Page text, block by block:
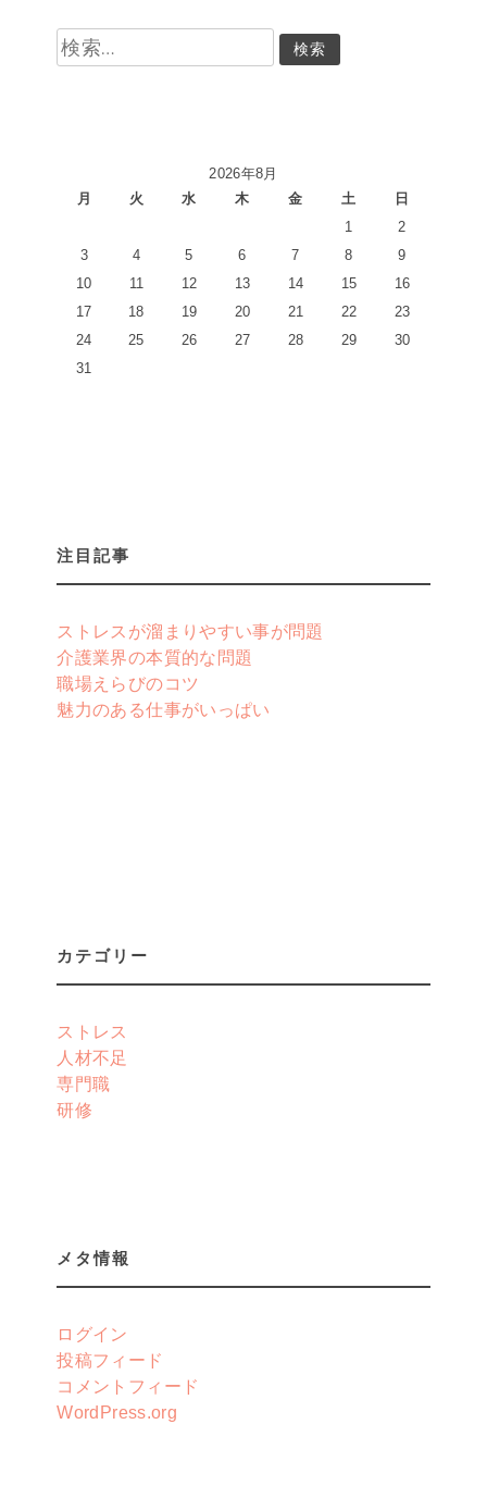
検
索:
2026年8月
月
火 水 木 金 土
日
1
2
3
4 5 6 7 8
9
10
11 12 13 14 15
16
17
18 19 20 21 22
23
24
25 26 27 28 29
30
31
注目記事
ストレスが溜まりやすい事が問題
介護業界の本質的な問題
職場えらびのコツ
魅力のある仕事がいっぱい
カテゴリー
ストレス
人材不足
専門職
研修
メタ情報
ログイン
投稿フィード
コメントフィード
WordPress.org